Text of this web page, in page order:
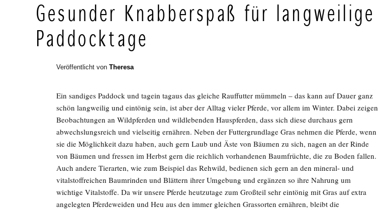
Gesunder Knabberspaß für langweilige
Paddocktage
Veröffentlicht von Theresa
Ein sandiges Paddock und tagein tagaus das gleiche Rauffutter mümmeln – das kann auf Dauer ganz
schön langweilig und eintönig sein, ist aber der Alltag vieler Pferde, vor allem im Winter. Dabei zeigen
Beobachtungen an Wildpferden und wildlebenden Hauspferden, dass sich diese durchaus gern
abwechslungsreich und vielseitig ernähren. Neben der Futtergrundlage Gras nehmen die Pferde, wenn
sie die Möglichkeit dazu haben, auch gern Laub und Äste von Bäumen zu sich, nagen an der Rinde
von Bäumen und fressen im Herbst gern die reichlich vorhandenen Baumfrüchte, die zu Boden fallen.
Auch andere Tierarten, wie zum Beispiel das Rehwild, bedienen sich gern an den mineral- und
vitalstoffreichen Baumrinden und Blättern ihrer Umgebung und ergänzen so ihre Nahrung um
wichtige Vitalstoffe. Da wir unsere Pferde heutzutage zum Großteil sehr eintönig mit Gras auf extra
angelegten Pferdeweiden und Heu aus den immer gleichen Grassorten ernähren, bleibt die